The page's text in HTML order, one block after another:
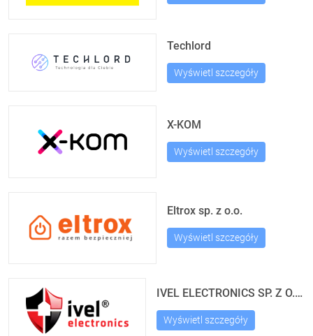
Techlord
Wyświetl szczegóły
X-KOM
Wyświetl szczegóły
Eltrox sp. z o.o.
Wyświetl szczegóły
IVEL ELECTRONICS SP. Z O.O. SP. K.
Wyświetl szczegóły